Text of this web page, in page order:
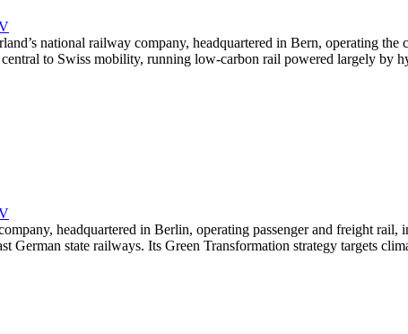
national railway company, headquartered in Bern, operating the
to Swiss mobility, running low-carbon rail powered largely by
headquartered in Berlin, operating passenger and freight
German state railways. Its Green Transformation strategy targets